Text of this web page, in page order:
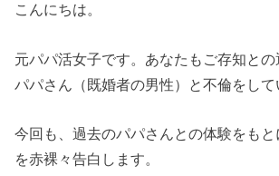
こんにちは。
元パパ活女子です。あなたもご存知と
パパさん（既婚者の男性）と不倫をして
今回も、過去のパパさんとの体験をも
を赤裸々告白します。